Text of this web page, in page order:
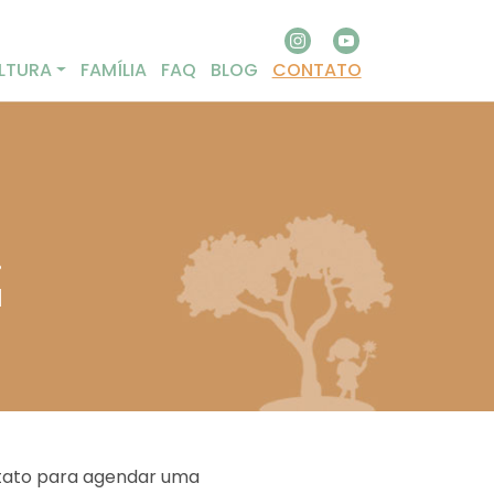
FAMÍLIA FAQ BLOG CONTATO
para agendar uma